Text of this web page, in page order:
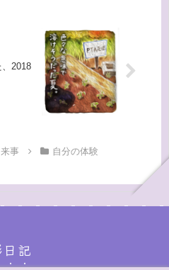
2018
事 自分の体験
日記